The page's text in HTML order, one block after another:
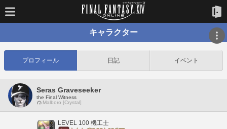
キャラクター
プロフィール 日記 イベント
Seras Graveseeker
the Final Witness
Malboro [Crystal]
LEVEL 100 機工士